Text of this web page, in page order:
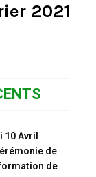
2021
10 Avril
de
de